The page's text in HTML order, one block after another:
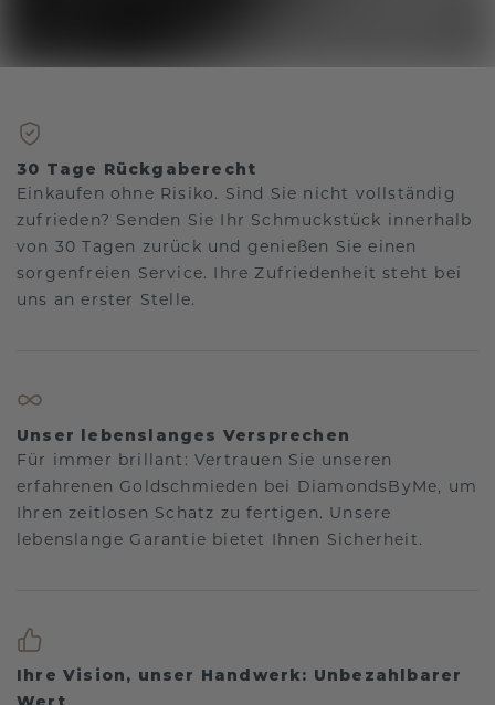
30 Tage Rückgaberecht
Einkaufen ohne Risiko. Sind Sie nicht vollständig
zufrieden? Senden Sie Ihr Schmuckstück innerhalb
von 30 Tagen zurück und genießen Sie einen
sorgenfreien Service. Ihre Zufriedenheit steht bei
uns an erster Stelle.
Unser lebenslanges Versprechen
Für immer brillant: Vertrauen Sie unseren
erfahrenen Goldschmieden bei DiamondsByMe, um
Ihren zeitlosen Schatz zu fertigen. Unsere
lebenslange Garantie bietet Ihnen Sicherheit.
Ihre Vision, unser Handwerk: Unbezahlbarer